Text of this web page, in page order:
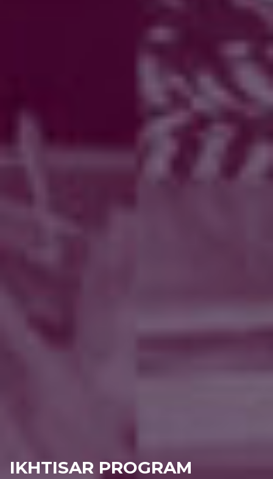
IKHTISAR PROGRAM